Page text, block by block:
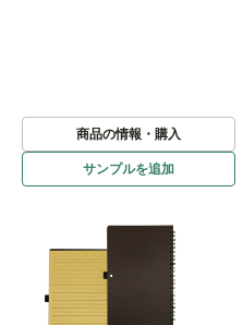
商品の情報・購入
サンプルを追加